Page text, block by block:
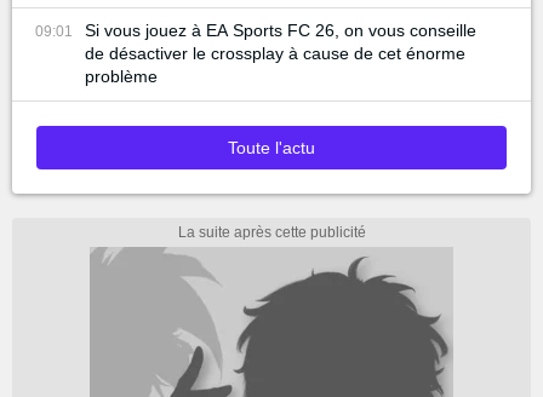
09:01
Si vous jouez à EA Sports FC 26, on vous conseille
de désactiver le crossplay à cause de cet énorme
problème
Toute l'actu